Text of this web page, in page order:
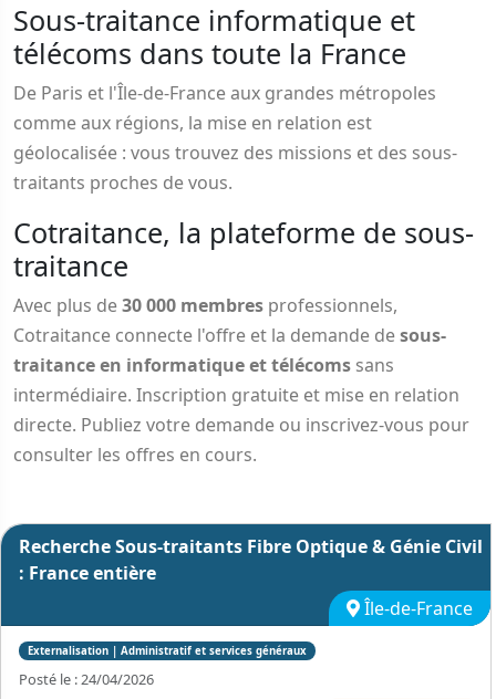
Sous-traitance informatique et
télécoms dans toute la France
De Paris et l'Île-de-France aux grandes métropoles
comme aux régions, la mise en relation est
géolocalisée : vous trouvez des missions et des sous-
traitants proches de vous.
Cotraitance, la plateforme de sous-
traitance
Avec plus de30 000 membres professionnels,
Cotraitance connecte l'offre et la demande desous-
traitance en informatique et télécoms sans
intermédiaire. Inscription gratuite et mise en relation
directe. Publiez votre demande ou inscrivez-vous pour
consulter les offres en cours.
Recherche Sous-traitants Fibre Optique & Génie Civil
: France entière
Île-de-France
Externalisation | Administratif et services généraux
Posté le : 24/04/2026